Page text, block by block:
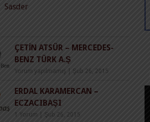
Sasder
ÇETIN ATSÜR – MERCEDES-
BENZ TÜRK A.Ş
Yorum yapılmamış Şub 26, 2015
ERDAL KARAMERCAN –
ECZACIBAŞI
1 Yorum Şub 26, 2015